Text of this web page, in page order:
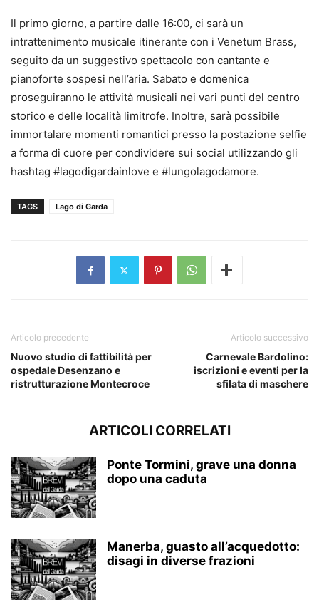
Il primo giorno, a partire dalle 16:00, ci sarà un
intrattenimento musicale itinerante con i Venetum Brass,
seguito da un suggestivo spettacolo con cantante e
pianoforte sospesi nell’aria. Sabato e domenica
proseguiranno le attività musicali nei vari punti del centro
storico e delle località limitrofe. Inoltre, sarà possibile
immortalare momenti romantici presso la postazione selfie
a forma di cuore per condividere sui social utilizzando gli
hashtag #lagodigardainlove e #lungolagodamore.
TAGS Lago di Garda
Articolo precedente
Nuovo studio di fattibilità per
ospedale Desenzano e
ristrutturazione Montecroce
Articolo successivo
Carnevale Bardolino:
iscrizioni e eventi per la
sfilata di maschere
ARTICOLI CORRELATI
Ponte Tormini, grave una donna
dopo una caduta
Manerba, guasto all’acquedotto:
disagi in diverse frazioni